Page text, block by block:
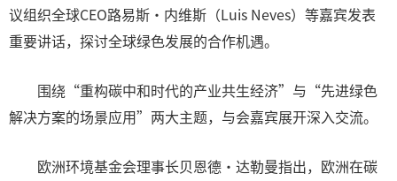
议组织全球CEO路易斯·内维斯（Luis Neves）等嘉宾发表
重要讲话，探讨全球绿色发展的合作机遇。
围绕“重构碳中和时代的产业共生经济”与“先进绿色
解决方案的场景应用”两大主题，与会嘉宾展开深入交流。
欧洲环境基金会理事长贝恩德·达勒曼指出，欧洲在碳